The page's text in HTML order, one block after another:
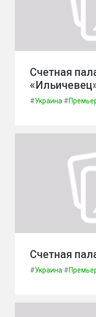
Счетная
#Украина #
Счетная
#Украина #